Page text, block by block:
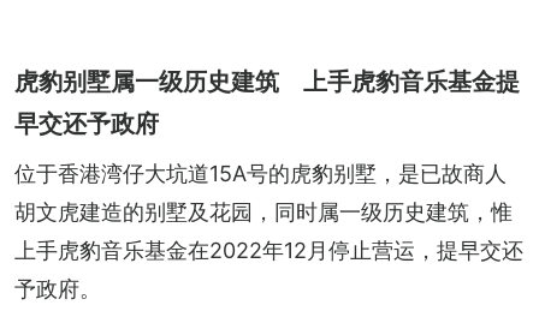
虎豹别墅属一级历史建筑 上手虎豹音乐基金提
早交还予政府
位于香港湾仔大坑道15A号的虎豹别墅，是已故商人
胡文虎建造的别墅及花园，同时属一级历史建筑，惟
上手虎豹音乐基金在2022年12月停止营运，提早交还
予政府。